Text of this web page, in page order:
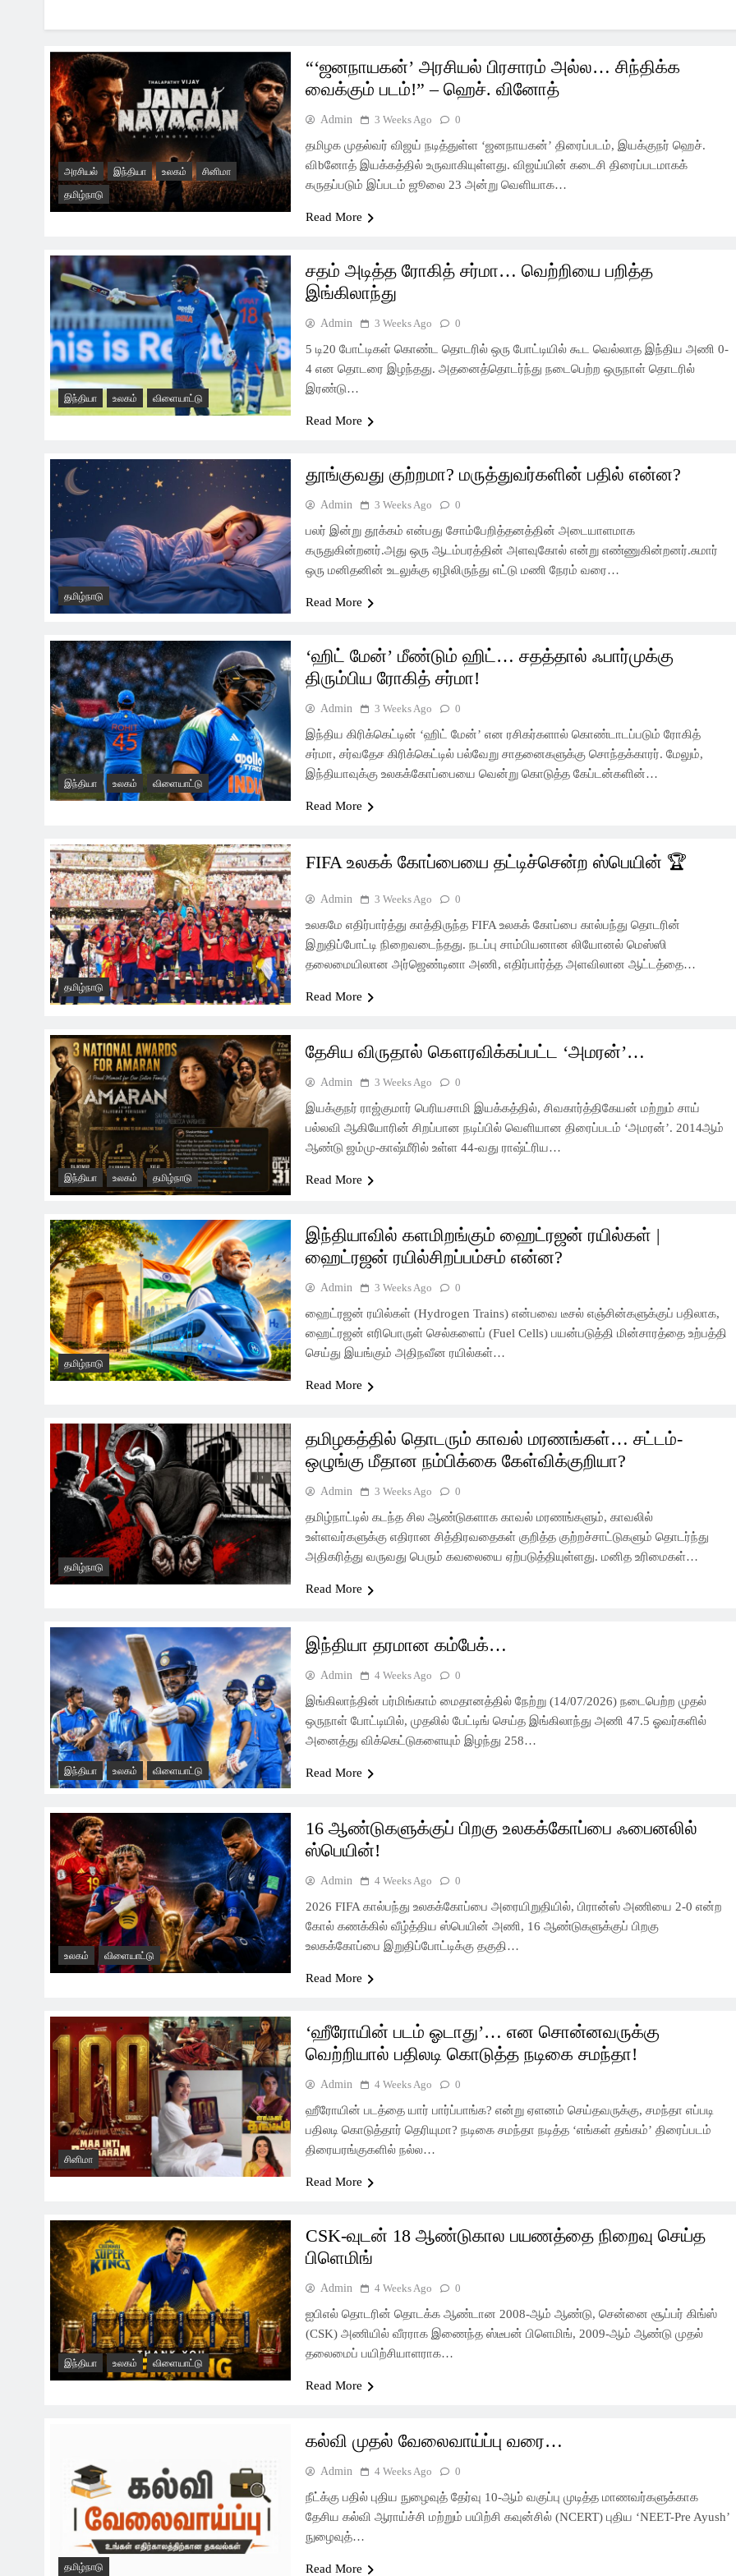
அரசியல் இந்தியா உலகம்
சினிமா
தமிழ்நாடு
“‘ஜனநாயகன்’ அரசியல் பிரசாரம் அல்ல… சிந்திக்க
வைக்கும் படம்!” – ஹெச். வினோத்
Admin 3 Weeks Ago 0
தமிழக முதல்வர் விஜய் நடித்துள்ள ‘ஜனநாயகன்’ திரைப்படம், இயக்குநர் ஹெச்.
விbனோத் இயக்கத்தில் உருவாகியுள்ளது. விஜய்யின் கடைசி திரைப்படமாகக்
கருதப்படும் இப்படம் ஜூலை 23 அன்று வெளியாக…
Read More
இந்தியா உலகம் விளையாட்டு
சதம் அடித்த ரோகித் சர்மா… வெற்றியை பறித்த
இங்கிலாந்து
Admin 3 Weeks Ago 0
5 டி20 போட்டிகள் கொண்ட தொடரில் ஒரு போட்டியில் கூட வெல்லாத இந்திய அணி 0-
4 என தொடரை இழந்தது. அதனைத்தொடர்ந்து நடைபெற்ற ஒருநாள் தொடரில்
இரண்டு…
Read More
தமிழ்நாடு
தூங்குவது குற்றமா? மருத்துவர்களின் பதில் என்ன?
Admin 3 Weeks Ago 0
பலர் இன்று தூக்கம் என்பது சோம்பேறித்தனத்தின் அடையாளமாக
கருதுகின்றனர்.அது ஒரு ஆடம்பரத்தின் அளவுகோல் என்று எண்ணுகின்றனர்.சுமார்
ஒரு மனிதனின் உடலுக்கு ஏழிலிருந்து எட்டு மணி நேரம் வரை…
Read More
இந்தியா உலகம் விளையாட்டு
‘ஹிட் மேன்’ மீண்டும் ஹிட்… சதத்தால் ஃபார்முக்கு
திரும்பிய ரோகித் சர்மா!
Admin 3 Weeks Ago 0
இந்திய கிரிக்கெட்டின் ‘ஹிட் மேன்’ என ரசிகர்களால் கொண்டாடப்படும் ரோகித்
சர்மா, சர்வதேச கிரிக்கெட்டில் பல்வேறு சாதனைகளுக்கு சொந்தக்காரர். மேலும்,
இந்தியாவுக்கு உலகக்கோப்பையை வென்று கொடுத்த கேப்டன்களின்…
Read More
தமிழ்நாடு
FIFA உலகக் கோப்பையை தட்டிச்சென்ற ஸ்பெயின் 🏆
Admin 3 Weeks Ago 0
உலகமே எதிர்பார்த்து காத்திருந்த FIFA உலகக் கோப்பை கால்பந்து தொடரின்
இறுதிப்போட்டி நிறைவடைந்தது. நடப்பு சாம்பியனான லியோனல் மெஸ்ஸி
தலைமையிலான அர்ஜெண்டினா அணி, எதிர்பார்த்த அளவிலான ஆட்டத்தை…
Read More
இந்தியா உலகம் தமிழ்நாடு
தேசிய விருதால் கௌரவிக்கப்பட்ட ‘அமரன்’…
Admin 3 Weeks Ago 0
இயக்குநர் ராஜ்குமார் பெரியசாமி இயக்கத்தில், சிவகார்த்திகேயன் மற்றும் சாய்
பல்லவி ஆகியோரின் சிறப்பான நடிப்பில் வெளியான திரைப்படம் ‘அமரன்’. 2014ஆம்
ஆண்டு ஜம்மு-காஷ்மீரில் உள்ள 44-வது ராஷ்ட்ரிய…
Read More
தமிழ்நாடு
இந்தியாவில் களமிறங்கும் ஹைட்ரஜன் ரயில்கள் |
ஹைட்ரஜன் ரயில்சிறப்பம்சம் என்ன?
Admin 3 Weeks Ago 0
ஹைட்ரஜன் ரயில்கள் (Hydrogen Trains) என்பவை டீசல் எஞ்சின்களுக்குப் பதிலாக,
ஹைட்ரஜன் எரிபொருள் செல்களைப் (Fuel Cells) பயன்படுத்தி மின்சாரத்தை உற்பத்தி
செய்து இயங்கும் அதிநவீன ரயில்கள்…
Read More
தமிழ்நாடு
தமிழகத்தில் தொடரும் காவல் மரணங்கள்… சட்டம்-
ஒழுங்கு மீதான நம்பிக்கை கேள்விக்குறியா?
Admin 3 Weeks Ago 0
தமிழ்நாட்டில் கடந்த சில ஆண்டுகளாக காவல் மரணங்களும், காவலில்
உள்ளவர்களுக்கு எதிரான சித்திரவதைகள் குறித்த குற்றச்சாட்டுகளும் தொடர்ந்து
அதிகரித்து வருவது பெரும் கவலையை ஏற்படுத்தியுள்ளது. மனித உரிமைகள்…
Read More
இந்தியா உலகம் விளையாட்டு
இந்தியா தரமான கம்பேக்…
Admin 4 Weeks Ago 0
இங்கிலாந்தின் பர்மிங்காம் மைதானத்தில் நேற்று (14/07/2026) நடைபெற்ற முதல்
ஒருநாள் போட்டியில், முதலில் பேட்டிங் செய்த இங்கிலாந்து அணி 47.5 ஓவர்களில்
அனைத்து விக்கெட்டுகளையும் இழந்து 258…
Read More
உலகம் விளையாட்டு
16 ஆண்டுகளுக்குப் பிறகு உலகக்கோப்பை ஃபைனலில்
ஸ்பெயின்!
Admin 4 Weeks Ago 0
2026 FIFA கால்பந்து உலகக்கோப்பை அரையிறுதியில், பிரான்ஸ் அணியை 2-0 என்ற
கோல் கணக்கில் வீழ்த்திய ஸ்பெயின் அணி, 16 ஆண்டுகளுக்குப் பிறகு
உலகக்கோப்பை இறுதிப்போட்டிக்கு தகுதி…
Read More
சினிமா
‘ஹீரோயின் படம் ஓடாது’… என சொன்னவருக்கு
வெற்றியால் பதிலடி கொடுத்த நடிகை சமந்தா!
Admin 4 Weeks Ago 0
ஹீரோயின் படத்தை யார் பார்ப்பாங்க? என்று ஏளனம் செய்தவருக்கு, சமந்தா எப்படி
பதிலடி கொடுத்தார் தெரியுமா? நடிகை சமந்தா நடித்த ‘எங்கள் தங்கம்’ திரைப்படம்
திரையரங்குகளில் நல்ல…
Read More
இந்தியா உலகம் விளையாட்டு
CSK-வுடன் 18 ஆண்டுகால பயணத்தை நிறைவு செய்த
பிளெமிங்
Admin 4 Weeks Ago 0
ஐபிஎல் தொடரின் தொடக்க ஆண்டான 2008-ஆம் ஆண்டு, சென்னை சூப்பர் கிங்ஸ்
(CSK) அணியில் வீரராக இணைந்த ஸ்டீபன் பிளெமிங், 2009-ஆம் ஆண்டு முதல்
தலைமைப் பயிற்சியாளராக…
Read More
தமிழ்நாடு
கல்வி முதல் வேலைவாய்ப்பு வரை…
Admin 4 Weeks Ago 0
நீட்க்கு பதில் புதிய நுழைவுத் தேர்வு 10-ஆம் வகுப்பு முடித்த மாணவர்களுக்காக
தேசிய கல்வி ஆராய்ச்சி மற்றும் பயிற்சி கவுன்சில் (NCERT) புதிய ‘NEET-Pre Ayush’
நுழைவுத்…
Read More
தவெக அரசின் முதல் பட்ஜெட்… முக்கிய
அறிவிப்புகள் என்னென்ன?
3 Days Ago
‘ஜனநாயகன்’ படத்தில் விஜய் சொன்ன
1 Day Ago